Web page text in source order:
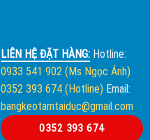
LIÊN HỆ ĐẶT HÀNG:Hotline:
0933 541 902 (Ms Ngọc Ánh)
0352 393 674 (Hotline) Email:
bangkeotamtaiduc@gmail.com
0352 393 674